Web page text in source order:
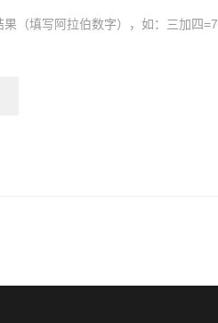
果（填写阿拉伯数字），如：三加四=7